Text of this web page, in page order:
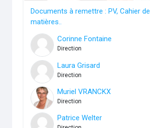
Documents à remettre : PV, Cahier de
matières..
Corinne Fontaine
Direction
Laura Grisard
Direction
Muriel VRANCKX
Direction
Patrice Welter